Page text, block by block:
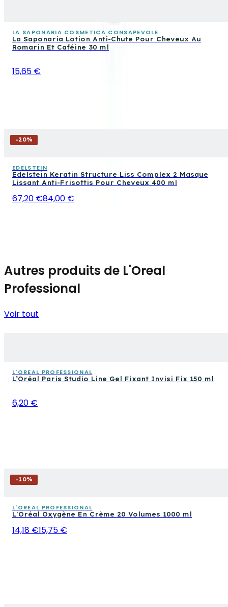
LA SAPONARIA COSMETICA CONSAPEVOLE
La Saponaria Lotion Anti-Chute Pour Cheveux Au
Romarin Et Caféine 30 ml
15,65 €
-20%
EDELSTEIN
Edelstein Keratin Structure Liss Complex 2 Masque
Lissant Anti-Frisottis Pour Cheveux 400 ml
67,20 €84,00 €
Autres produits de L'Oreal
Professional
Voir tout
L'OREAL PROFESSIONAL
L’Oréal Paris Studio Line Gel Fixant Invisi Fix 150 ml
6,20 €
-10%
L'OREAL PROFESSIONAL
L'Oréal Oxygène En Crème 20 Volumes 1000 ml
14,18 €15,75 €